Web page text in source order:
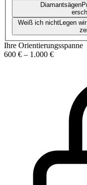
Diamantsägen
Weiß ich nichtLegen
Ihre Orientierungsspanne
600 € – 1.000 €